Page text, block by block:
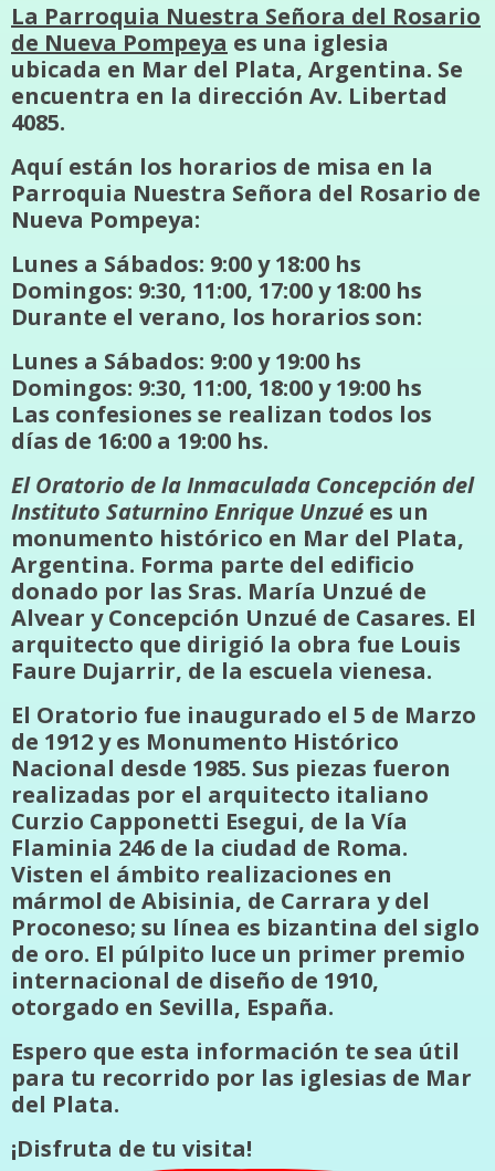
La Parroquia Nuestra Señora del Rosario
de Nueva Pompeya es una iglesia
ubicada en Mar del Plata, Argentina. Se
encuentra en la dirección Av. Libertad
4085.
Aquí están los horarios de misa en la
Parroquia Nuestra Señora del Rosario de
Nueva Pompeya:
Lunes a Sábados: 9:00 y 18:00 hs
Domingos: 9:30, 11:00, 17:00 y 18:00 hs
Durante el verano, los horarios son:
Lunes a Sábados: 9:00 y 19:00 hs
Domingos: 9:30, 11:00, 18:00 y 19:00 hs
Las confesiones se realizan todos los
días de 16:00 a 19:00 hs.
El Oratorio de la Inmaculada Concepción del
Instituto Saturnino Enrique Unzué es un
monumento histórico en Mar del Plata,
Argentina. Forma parte del edificio
donado por las Sras. María Unzué de
Alvear y Concepción Unzué de Casares. El
arquitecto que dirigió la obra fue Louis
Faure Dujarrir, de la escuela vienesa.
El Oratorio fue inaugurado el 5 de Marzo
de 1912 y es Monumento Histórico
Nacional desde 1985. Sus piezas fueron
realizadas por el arquitecto italiano
Curzio Capponetti Esegui, de la Vía
Flaminia 246 de la ciudad de Roma.
Visten el ámbito realizaciones en
mármol de Abisinia, de Carrara y del
Proconeso; su línea es bizantina del siglo
de oro. El púlpito luce un primer premio
internacional de diseño de 1910,
otorgado en Sevilla, España.
Espero que esta información te sea útil
para tu recorrido por las iglesias de Mar
del Plata.
¡Disfruta de tu visita!